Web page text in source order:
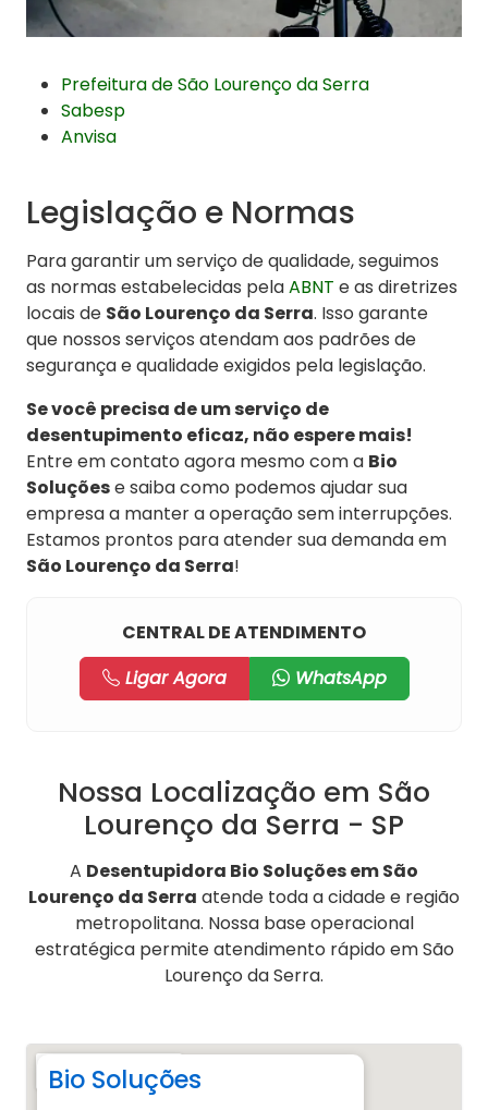
Prefeitura de São Lourenço da Serra
Sabesp
Anvisa
Legislação e Normas
Para garantir um serviço de qualidade, seguimos
as normas estabelecidas pelaABNT e as diretrizes
locais de São Lourenço da Serra. Isso garante
que nossos serviços atendam aos padrões de
segurança e qualidade exigidos pela legislação.
Se você precisa de um serviço de
desentupimento eficaz, não espere mais!
Entre em contato agora mesmo com a Bio
Soluçõese saiba como podemos ajudar sua
empresa a manter a operação sem interrupções.
Estamos prontos para atender sua demanda em
São Lourenço da Serra!
CENTRAL DE ATENDIMENTO
Ligar Agora
WhatsApp
Nossa Localização em São
Lourenço da Serra - SP
A Desentupidora Bio Soluções em São
Lourenço da Serra atende toda a cidade e região
metropolitana. Nossa base operacional
estratégica permite atendimento rápido em São
Lourenço da Serra.
Bio Soluções